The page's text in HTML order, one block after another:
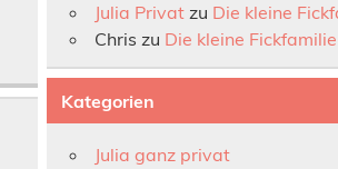
Julia Privat zu Die kleine
Chris zu Die kleine Fickfamilie
Kategorien
Julia ganz privat